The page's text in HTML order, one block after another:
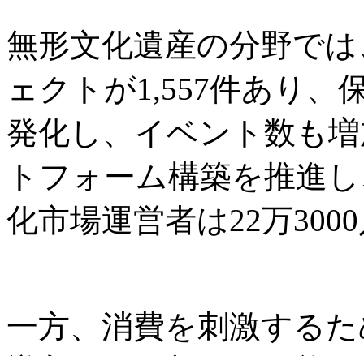
無形文化遺産の分野で
ェクトが1,557件あり、
発化し、イベント数も
トフォーム構築を推進
化市場運営者は22万
一方、消費を刺激する